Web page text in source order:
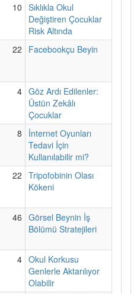
10 Sıklıkla Okul
Değiştiren Çocuklar
Risk Altında
22 Facebookçu Beyin
4 Göz Ardı Edilenler:
Üstün Zekâlı
Çocuklar
8
İnternet Oyunları
Tedavi İçin
Kullanılabilir mi?
22 Tripofobinin Olası
Kökeni
46 Görsel Beynin İş
Bölümü Stratejileri
4 Okul Korkusu
Genlerle Aktarılıyor
Olabilir